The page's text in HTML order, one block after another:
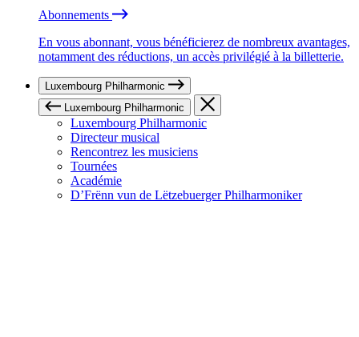
Abonnements
En vous abonnant, vous bénéficierez de nombreux avantages,
notamment des réductions, un accès privilégié à la billetterie.
Luxembourg Philharmonic
Luxembourg Philharmonic
Luxembourg Philharmonic
Directeur musical
Rencontrez les musiciens
Tournées
Académie
D’Frënn vun de Lëtzebuerger Philharmoniker